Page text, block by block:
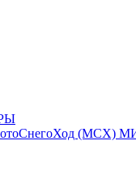
МотоСнегоХод (МСХ)